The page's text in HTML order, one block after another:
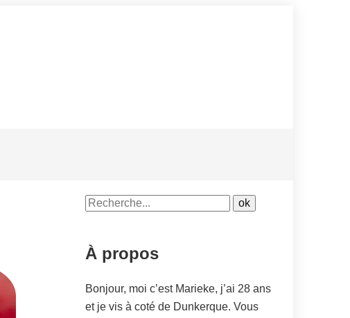
À propos
Bonjour, moi c’est Marieke, j’ai 28 ans
et je vis à coté de Dunkerque. Vous